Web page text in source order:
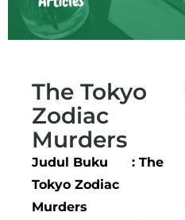
The Tokyo
Zodiac
Murders
Judul Buku : The
Tokyo Zodiac
Murders